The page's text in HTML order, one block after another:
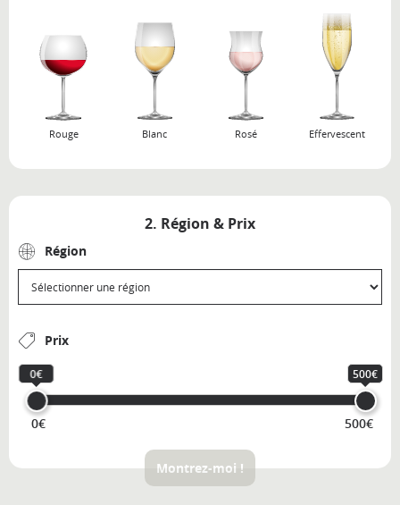
Rouge Blanc Rosé Effervescent
2. Région & Prix
Région
Prix
0€ 500€
0€ 500€
Montrez-moi !